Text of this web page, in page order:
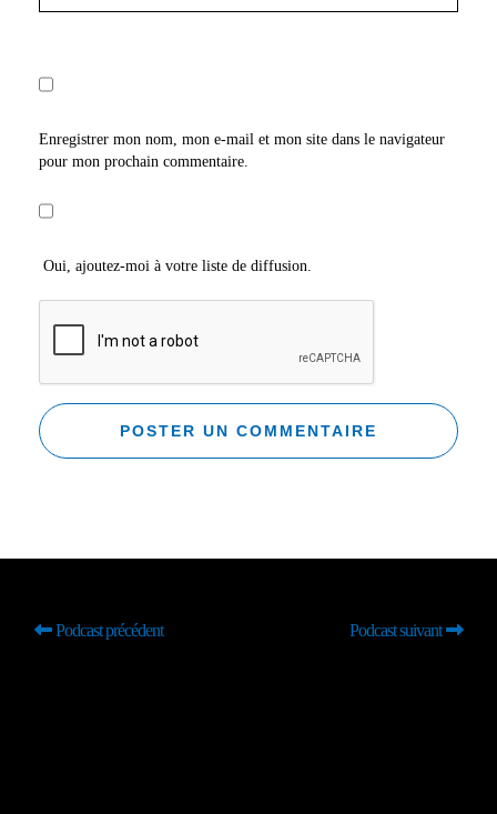
Enregistrer mon nom, mon e-mail et mon site dans le navigateur
pour mon prochain commentaire.
Oui, ajoutez-moi à votre liste de diffusion.
Podcast précédent Podcast suivant